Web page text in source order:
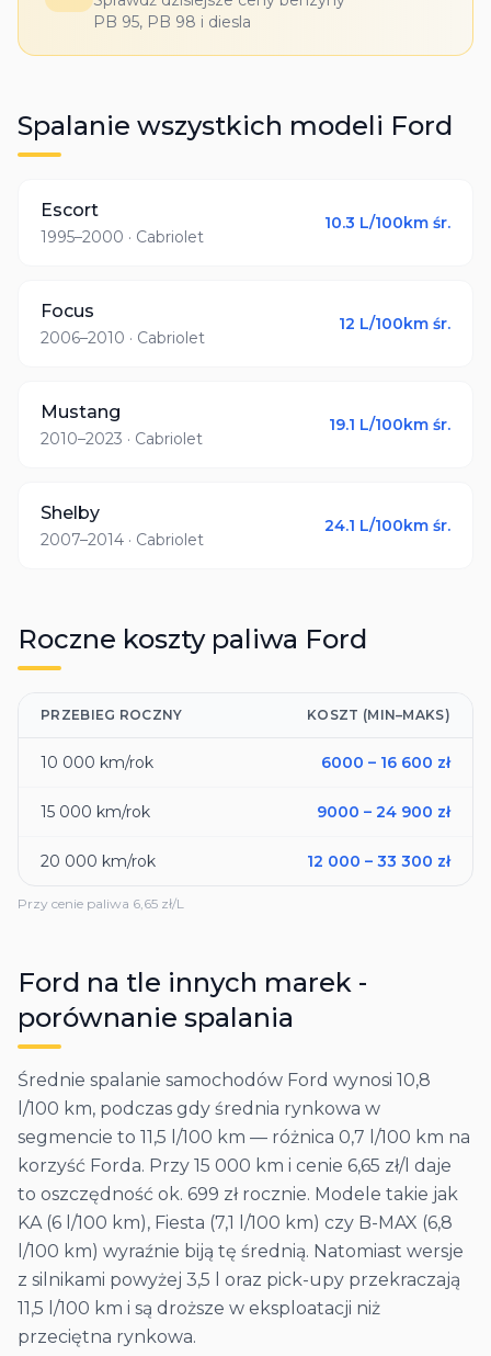
PB 95, PB 98 i diesla
Spalanie wszystkich modeli Ford
Escort
1995–2000 · Cabriolet
10.3 L/100km śr.
Focus
2006–2010 · Cabriolet
12 L/100km śr.
Mustang
2010–2023 · Cabriolet
19.1 L/100km śr.
Shelby
2007–2014 · Cabriolet
24.1 L/100km śr.
Roczne koszty paliwa Ford
PRZEBIEG ROCZNY KOSZT (MIN–MAKS)
10 000 km/rok 6000 – 16 600 zł
15 000 km/rok 9000 – 24 900 zł
20 000 km/rok 12 000 – 33 300 zł
Przy cenie paliwa 6,65 zł/L
Ford na tle innych marek -
porównanie spalania
Średnie spalanie samochodów Ford wynosi 10,8
l/100 km, podczas gdy średnia rynkowa w
segmencie to 11,5 l/100 km — różnica 0,7 l/100 km na
korzyść Forda. Przy 15 000 km i cenie 6,65 zł/l daje
to oszczędność ok. 699 zł rocznie. Modele takie jak
KA (6 l/100 km), Fiesta (7,1 l/100 km) czy B-MAX (6,8
l/100 km) wyraźnie biją tę średnią. Natomiast wersje
z silnikami powyżej 3,5 l oraz pick-upy przekraczają
11,5 l/100 km i są droższe w eksploatacji niż
przeciętna rynkowa.